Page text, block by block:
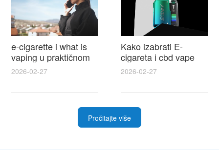
e-cigarette i what is
vaping u praktičnom
vodiču za početnike i
odgovorne korisnike
2026-02-27
Kako izabrati E-
cigareta i cbd vape
top modeli sigurnost
praktični savjeti za
kupovinu
2026-02-27
Pročitajte više